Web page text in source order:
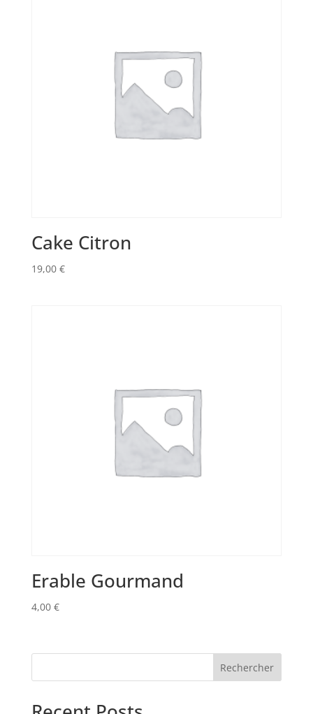
Cake Citron
19,00 €
Erable Gourmand
4,00 €
Rechercher